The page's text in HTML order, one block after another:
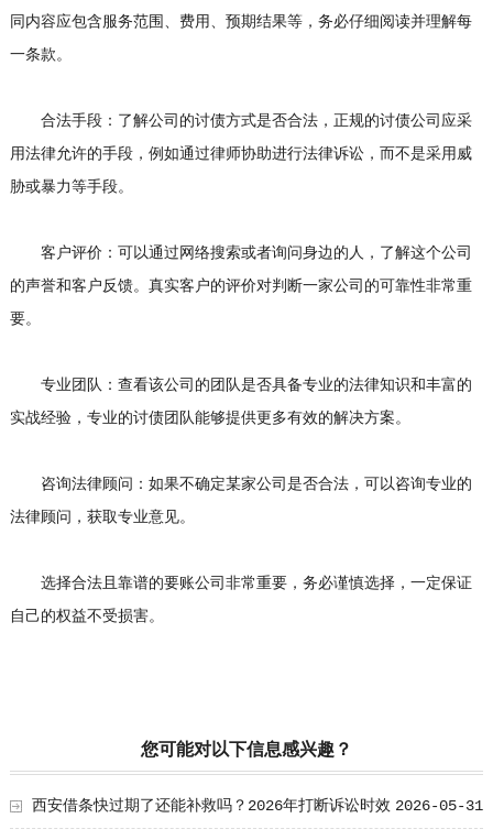
同内容应包含服务范围、费用、预期结果等，务必仔细阅读并理解每
一条款。
合法手段：了解公司的讨债方式是否合法，正规的讨债公司应采
用法律允许的手段，例如通过律师协助进行法律诉讼，而不是采用威
胁或暴力等手段。
客户评价：可以通过网络搜索或者询问身边的人，了解这个公司
的声誉和客户反馈。真实客户的评价对判断一家公司的可靠性非常重
要。
专业团队：查看该公司的团队是否具备专业的法律知识和丰富的
实战经验，专业的讨债团队能够提供更多有效的解决方案。
咨询法律顾问：如果不确定某家公司是否合法，可以咨询专业的
法律顾问，获取专业意见。
选择合法且靠谱的要账公司非常重要，务必谨慎选择，一定保证
自己的权益不受损害。
您可能对以下信息感兴趣？
2026-05-31
西安借条快过期了还能补救吗？2026年打断诉讼时效